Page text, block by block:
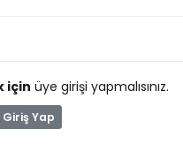
için üye girişi yapmalısınız.
Giriş Yap